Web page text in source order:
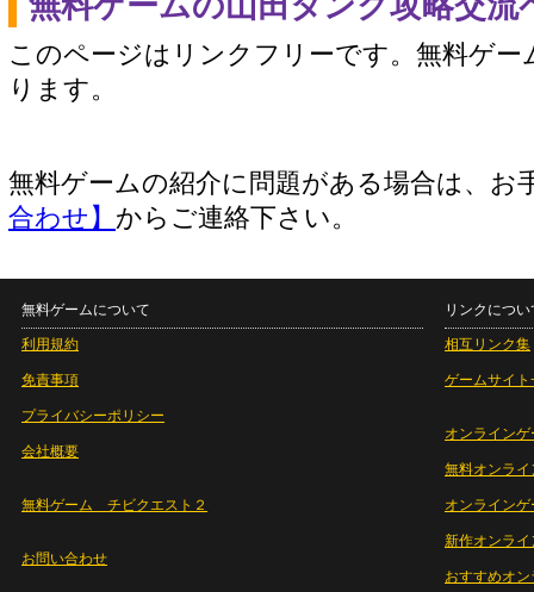
このページはリンクフリーです。無料ゲー
ります。
無料ゲームの紹介に問題がある場合は、お
合わせ】 からご連絡下さい。
無料ゲームについて
利用規約
免責事項
プライバシーポリシー
会社概要
無料ゲーム チビクエスト２
お問い合わせ
リンクについ
相互リンク集
ゲームサイト
オンラインゲ
無料オンライ
オンライン
新作オンライ
おすすめオ